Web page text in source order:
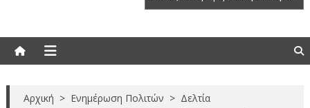
Αρχική > Ενημέρωση Πολιτών > Δελτία